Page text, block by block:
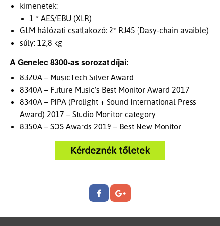
kimenetek:
1 * AES/EBU (XLR)
GLM hálózati csatlakozó: 2* RJ45 (Dasy-chain avaible)
súly: 12,8 kg
A Genelec 8300-as sorozat díjai:
8320A – MusicTech Silver Award
8340A – Future Music’s Best Monitor Award 2017
8340A – PIPA (Prolight + Sound International Press
Award) 2017 – Studio Monitor category
8350A – SOS Awards 2019 – Best New Monitor
Kérdeznék tőletek